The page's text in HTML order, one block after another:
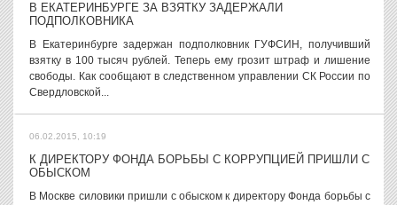
В ЕКАТЕРИНБУРГЕ ЗА ВЗЯТКУ ЗАДЕРЖАЛИ
ПОДПОЛКОВНИКА
В Екатеринбурге задержан подполковник ГУФСИН, получивший
взятку в 100 тысяч рублей. Теперь ему грозит штраф и лишение
свободы. Как сообщают в следственном управлении СК России по
Свердловской...
06.02.2015, 10:19
К ДИРЕКТОРУ ФОНДА БОРЬБЫ С КОРРУПЦИЕЙ ПРИШЛИ С
ОБЫСКОМ
В Москве силовики пришли с обыском к директору Фонда борьбы с